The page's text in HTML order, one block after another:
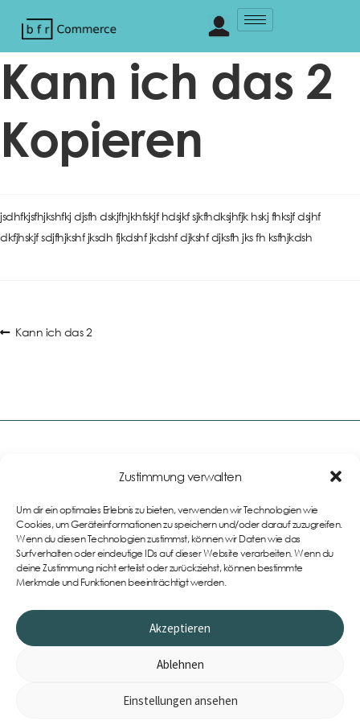
Zustimmung verwalten
Um dir ein optimales Erlebnis zu bieten, verwenden wir Technologien wie
Cookies, um Geräteinformationen zu speichern und/oder darauf zuzugreifen.
Wenn du diesen Technologien zustimmst, können wir Daten wie das
Surfverhalten oder eindeutige IDs auf dieser Website verarbeiten. Wenn du
deine Zustimmung nicht erteilst oder zurückziehst, können bestimmte
Merkmale und Funktionen beeinträchtigt werden.
Akzeptieren
Ablehnen
Einstellungen ansehen
Kann ich das 2
Kopieren
jsdhfkjsfhjkshfkj djsfh dskjfhjkhfskjf hdsjkf sjkfhdksjhfjk hskj fhksjf dsjhf
dkfjhskjf sdjfhjkshf jksdh fjkdshf jkdshf djkshf djksfh jks fh ksfhjkdsh
Kann ich das 2
Teamwear im eigenen
Onlineshop
Impressum
AGB
Datenschutzerklärung
Cookie-Richtlinie (EU)
Widerrufsbelehrung